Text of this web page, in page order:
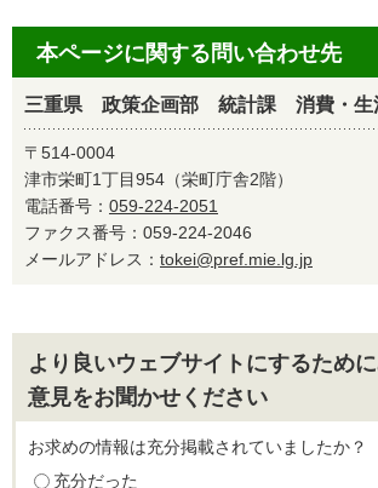
本ページに関する問い合わせ先
三重県 政策企画部 統計課 消費・生
〒514-0004
津市栄町1丁目954（栄町庁舎2階）
電話番号： 059-224-2051
ファクス番号：059-224-2046
メールアドレス： tokei@pref.mie.lg.jp
より良いウェブサイトにするため
意見をお聞かせください
お求めの情報は充分掲載されていましたか？
充分だった